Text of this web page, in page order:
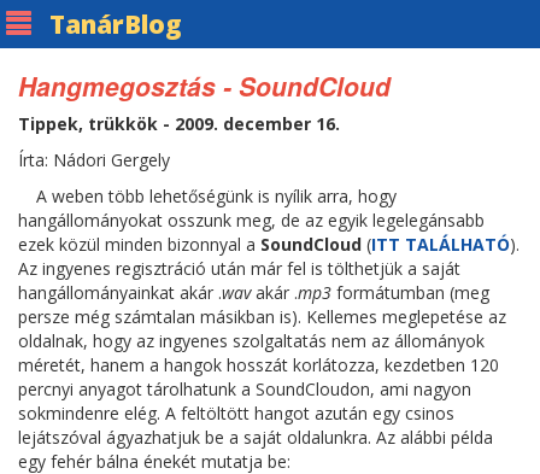
TanárBlog
Hangmegosztás - SoundCloud
Tippek, trükkök - 2009. december 16.
Írta: Nádori Gergely
A weben több lehetőségünk is nyílik arra, hogy
hangállományokat osszunk meg, de az egyik legelegánsabb
ezek közül minden bizonnyal a SoundCloud (ITT TALÁLHATÓ).
Az ingyenes regisztráció után már fel is tölthetjük a saját
hangállományainkat akár .wavakár .mp3 formátumban (meg
persze még számtalan másikban is). Kellemes meglepetése az
oldalnak, hogy az ingyenes szolgaltatás nem az állományok
méretét, hanem a hangok hosszát korlátozza, kezdetben 120
percnyi anyagot tárolhatunk a SoundCloudon, ami nagyon
sokmindenre elég. A feltöltött hangot azután egy csinos
lejátszóval ágyazhatjuk be a saját oldalunkra. Az alábbi példa
egy fehér bálna énekét mutatja be: